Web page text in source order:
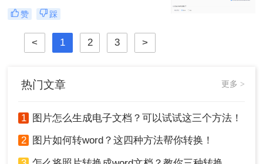
辑、存储和分享。这种转换不仅能够
帮助我们提取图片中的文字信息，还
能让我们更方便地对图片内容进行修
改和整理。那么图片如何转换成文档
呢？下面将介绍三种将图片转换成文
标。
赞 踩
< 1 2 3 >
热门文章 更多 >
1 图片怎么生成电子文档？可以试试这三个方法！
2 图片如何转word？这四种方法帮你转换！